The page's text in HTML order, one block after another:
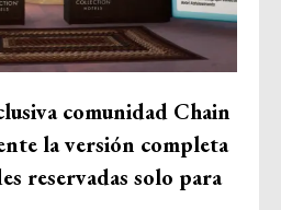
comunidad Chain
la versión completa
reservadas solo para